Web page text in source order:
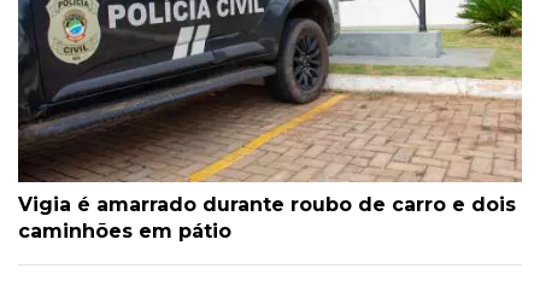
Vigia é amarrado durante roubo de carro e dois
caminhões em pátio